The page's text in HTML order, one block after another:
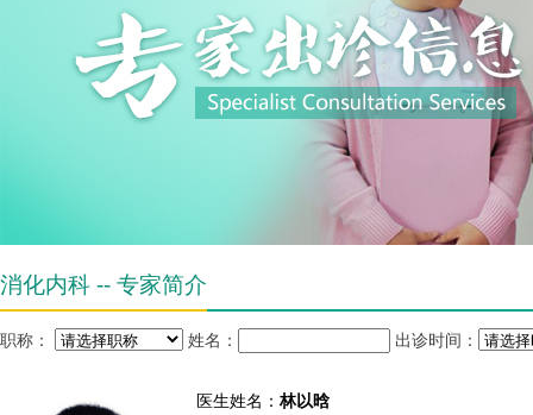
消化内科 -- 专家简介
职称： 姓名： 出诊时间：
医生姓名： 林以晗